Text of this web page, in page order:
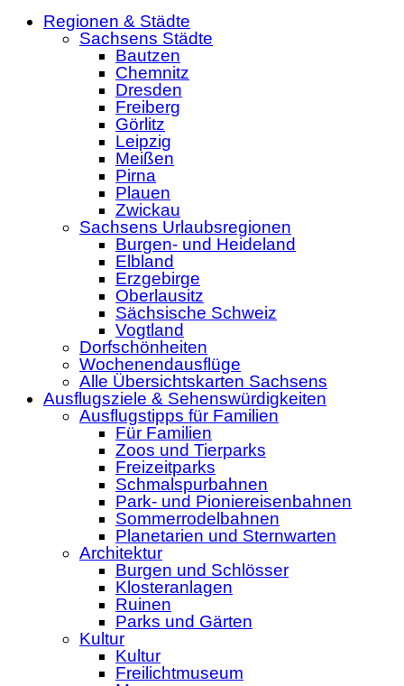
Regionen & Städte
Sachsens Städte
Bautzen
Chemnitz
Dresden
Freiberg
Görlitz
Leipzig
Meißen
Pirna
Plauen
Zwickau
Sachsens Urlaubsregionen
Burgen- und Heideland
Elbland
Erzgebirge
Oberlausitz
Sächsische Schweiz
Vogtland
Dorfschönheiten
Wochenendausflüge
Alle Übersichtskarten Sachsens
Ausflugsziele & Sehenswürdigkeiten
Ausflugstipps für Familien
Für Familien
Zoos und Tierparks
Freizeitparks
Schmalspurbahnen
Park- und Pioniereisenbahnen
Sommerrodelbahnen
Planetarien und Sternwarten
Architektur
Burgen und Schlösser
Klosteranlagen
Ruinen
Parks und Gärten
Kultur
Kultur
Freilichtmuseum